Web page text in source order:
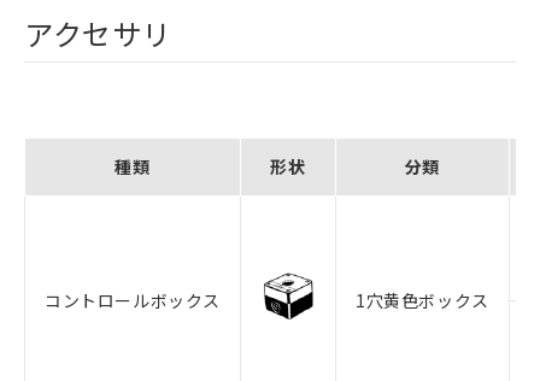
アクセサリ
種類 形状 分類
コントロールボックス 1穴黄色ボックス